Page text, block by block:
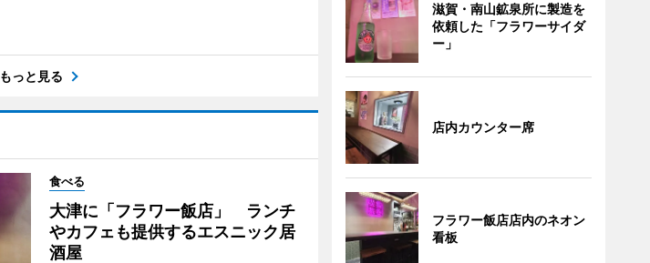
もっと見る
食べる
大津に「フラワー飯店」 ランチ
やカフェも提供するエスニック居
酒屋
滋賀・南山鉱泉所に製造を
依頼した「フラワーサイダ
ー」
店内カウンター席
フラワー飯店店内のネオン
看板